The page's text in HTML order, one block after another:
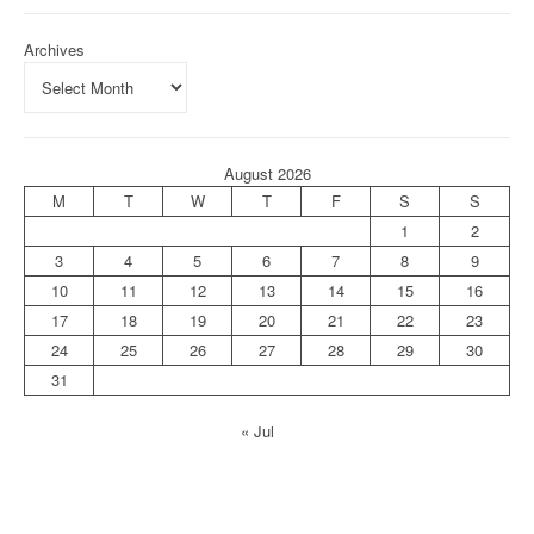
Archives
August 2026
M
T W T F S
S
1
2
3
4 5 6 7 8
9
10
11 12 13 14 15
16
17
18 19 20 21 22
23
24
25 26 27 28 29
30
31
« Jul